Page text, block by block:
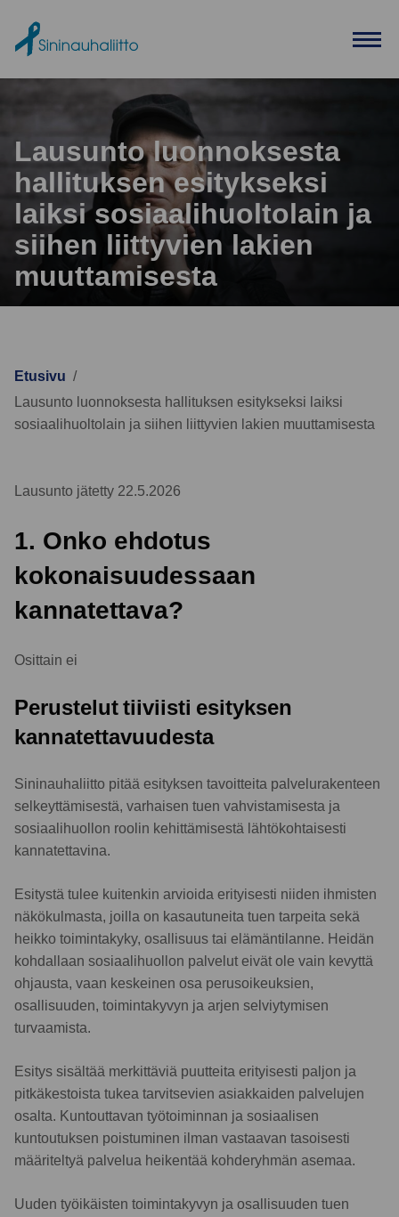
Lausunto luonnoksesta
hallituksen esitykseksi
laiksi sosiaalihuoltolain ja
siihen liittyvien lakien
muuttamisesta
Etusivu
Lausunto luonnoksesta hallituksen esitykseksi laiksi
sosiaalihuoltolain ja siihen liittyvien lakien muuttamisesta
Lausunto jätetty 22.5.2026
1. Onko ehdotus
kokonaisuudessaan
kannatettava?
Osittain ei
Perustelut tiiviisti esityksen
kannatettavuudesta
Sininauhaliitto pitää esityksen tavoitteita palvelurakenteen
selkeyttämisestä, varhaisen tuen vahvistamisesta ja
sosiaalihuollon roolin kehittämisestä lähtökohtaisesti
kannatettavina.
Esitystä tulee kuitenkin arvioida erityisesti niiden ihmisten
näkökulmasta, joilla on kasautuneita tuen tarpeita sekä
heikko toimintakyky, osallisuus tai elämäntilanne. Heidän
kohdallaan sosiaalihuollon palvelut eivät ole vain kevyttä
ohjausta, vaan keskeinen osa perusoikeuksien,
osallisuuden, toimintakyvyn ja arjen selviytymisen
turvaamista.
Esitys sisältää merkittäviä puutteita erityisesti paljon ja
pitkäkestoista tukea tarvitsevien asiakkaiden palvelujen
osalta. Kuntouttavan työtoiminnan ja sosiaalisen
kuntoutuksen poistuminen ilman vastaavan tasoisesti
määriteltyä palvelua heikentää kohderyhmän asemaa.
Uuden työikäisten toimintakyvyn ja osallisuuden tuen